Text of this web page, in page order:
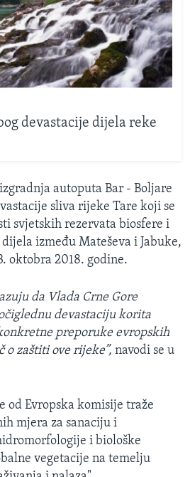
devastacije dijela reke
autoputa Bar - Boljare
sliva rijeke Tare koji se
svjetskih rezervata biosfere i
između Mateševa i Jabuke,
oktobra 2018. godine.
da Vlada Crne Gore
devastaciju korita
preporuke evropskih
zaštiti ove rijeke”, navodi se u
od Evropska komisije traže
mjera za sanaciju i
i biološke
vegetacije na temelju